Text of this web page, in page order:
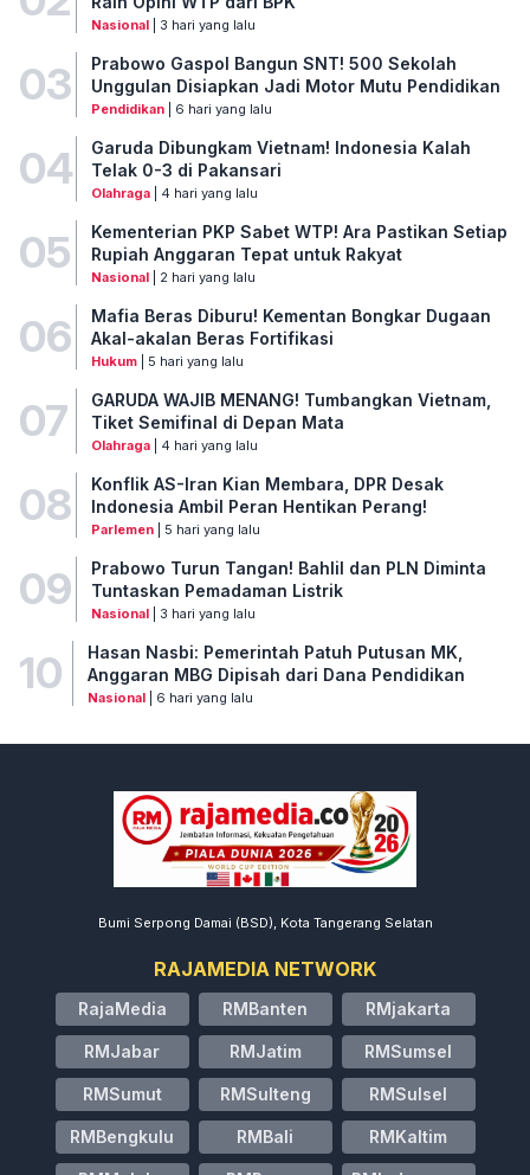
Nasional| 3 hari yang lalu
03
Prabowo Gaspol Bangun SNT! 500 Sekolah
Unggulan Disiapkan Jadi Motor Mutu Pendidikan
Pendidikan| 6 hari yang lalu
04
Garuda Dibungkam Vietnam! Indonesia Kalah
Telak 0-3 di Pakansari
Olahraga| 4 hari yang lalu
05
Kementerian PKP Sabet WTP! Ara Pastikan Setiap
Rupiah Anggaran Tepat untuk Rakyat
Nasional| 2 hari yang lalu
06
Mafia Beras Diburu! Kementan Bongkar Dugaan
Akal-akalan Beras Fortifikasi
Hukum| 5 hari yang lalu
07
GARUDA WAJIB MENANG! Tumbangkan Vietnam,
Tiket Semifinal di Depan Mata
Olahraga| 4 hari yang lalu
08
Konflik AS-Iran Kian Membara, DPR Desak
Indonesia Ambil Peran Hentikan Perang!
Parlemen| 5 hari yang lalu
09
Prabowo Turun Tangan! Bahlil dan PLN Diminta
Tuntaskan Pemadaman Listrik
Nasional| 3 hari yang lalu
10
Hasan Nasbi: Pemerintah Patuh Putusan MK,
Anggaran MBG Dipisah dari Dana Pendidikan
Nasional| 6 hari yang lalu
Bumi Serpong Damai (BSD), Kota Tangerang Selatan
RAJAMEDIA NETWORK
RajaMedia RMBanten RMjakarta
RMJabar RMJatim RMSumsel
RMSumut RMSulteng RMSulsel
RMBengkulu RMBali RMKaltim